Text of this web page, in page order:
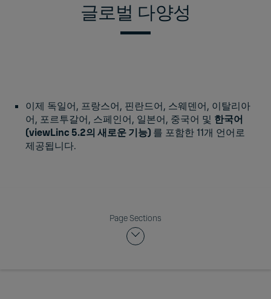
글로벌 다양성
이제 독일어, 프랑스어, 핀란드어, 스웨덴어, 이탈리아
어, 포르투갈어, 스페인어, 일본어, 중국어 및 한국어
(viewLinc 5.2의 새로운 기능) 를 포함한 11개 언어로
제공됩니다.
Page Sections